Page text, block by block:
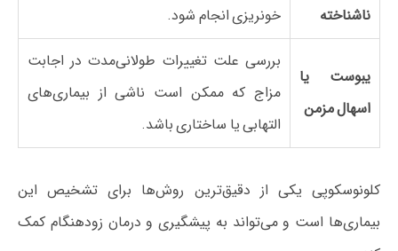
ناشناخته خونریزی انجام شود.
یبوست یا
اسهال مزمن
بررسی علت تغییرات طولانی‌مدت در اجابت
مزاج که ممکن است ناشی از بیماری‌های
التهابی یا ساختاری باشد.
کلونوسکوپی یکی از دقیق‌ترین روش‌ها برای تشخیص این
بیماری‌ها است و می‌تواند به پیشگیری و درمان زودهنگام کمک